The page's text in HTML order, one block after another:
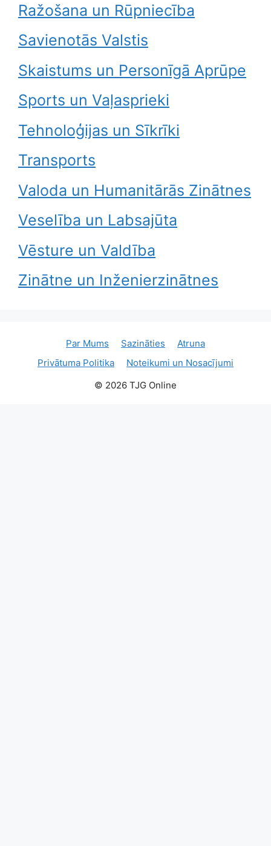
Ražošana un Rūpniecība
Savienotās Valstis
Skaistums un Personīgā Aprūpe
Sports un Vaļasprieki
Tehnoloģijas un Sīkrīki
Transports
Valoda un Humanitārās Zinātnes
Veselība un Labsajūta
Vēsture un Valdība
Zinātne un Inženierzinātnes
Par Mums Sazināties
Atruna
Privātuma Politika
Noteikumi un Nosacījumi
© 2026 TJG Online